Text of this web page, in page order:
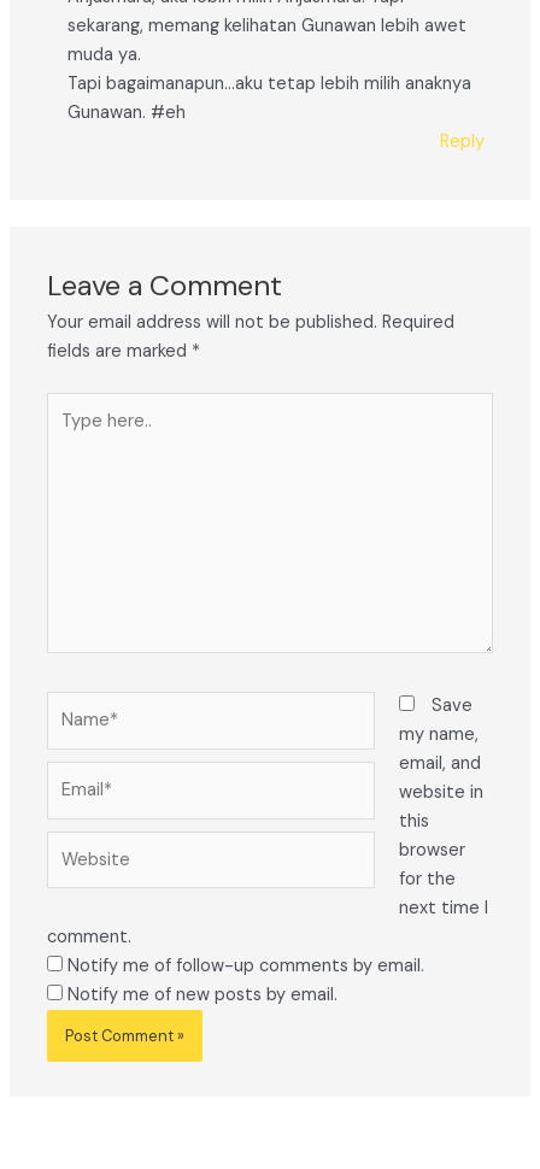
sekarang, memang kelihatan Gunawan lebih awet
muda ya.
Tapi bagaimanapun…aku tetap lebih milih anaknya
Gunawan. #eh
Reply
Leave a Comment
Your email address will not be published. Required
fields are marked *
here..
Save
my name,
email, and
website in
this
browser
for the
next time I
comment.
Notify me of follow-up comments by email.
Notify me of new posts by email.